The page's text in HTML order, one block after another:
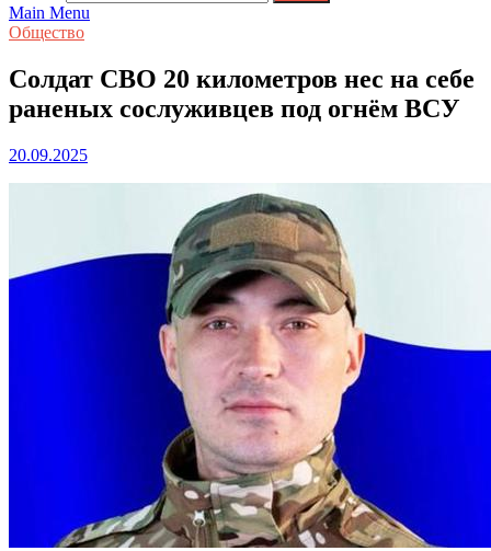
Main Menu
Общество
Солдат СВО 20 километров нес на себе
раненых сослуживцев под огнём ВСУ
20.09.2025